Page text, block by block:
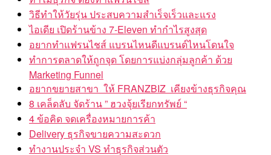
วิธีทำให้วัยรุ่น ประสบความสำเร็จเร็วและแรง
ไอเดีย เปิดร้านข้าง 7-Eleven ทำกำไรสูงสุด
อยากทำแฟรนไชส์ แบรนไหนดีแบรนด์ไหนโดนใจ
ทำการตลาดให้ถูกจุด โดยการแบ่งกลุ่มลูกค้า ด้วย
Marketing Funnel
อยากขยายสาขา ให้ FRANZBIZ เคียงข้างธุรกิจคุณ
8 เคล็ดลับ จัดร้าน ” ฮวงจุ้ยเรียกทรัพย์ “
4 ข้อคิด จดเครื่องหมายการค้า
Delivery ธุรกิจขายความสะดวก
ทำงานประจำ VS ทำธุรกิจส่วนตัว